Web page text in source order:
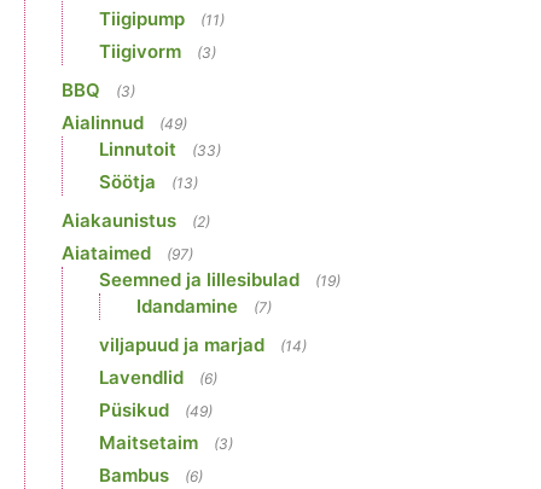
Tiigipump (11)
Tiigivorm (3)
BBQ (3)
Aialinnud (49)
Linnutoit (33)
Söötja (13)
Aiakaunistus (2)
Aiataimed (97)
Seemned ja lillesibulad (19)
Idandamine (7)
viljapuud ja marjad (14)
Lavendlid (6)
Püsikud (49)
Maitsetaim (3)
Bambus (6)